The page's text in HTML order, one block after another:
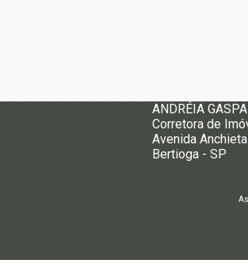
ANDRÉIA
Corretora de
Avenida
Bertioga - SP